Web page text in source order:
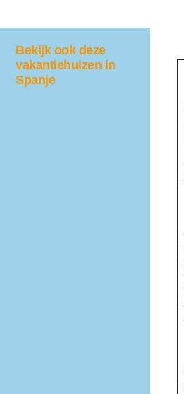
Bekijk ook deze
vakantiehuizen in
SpanjeB-730 Villa